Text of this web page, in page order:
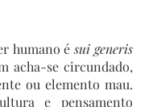
humano ésui generis
acha-se circundado,
ou elemento mau.
e pensamento